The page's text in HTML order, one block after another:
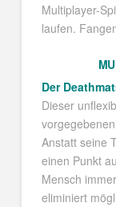
Multiplayer-
laufen.
Der
Dieser
Anstatt seine
einen Punkt
Mensch
eliminiert